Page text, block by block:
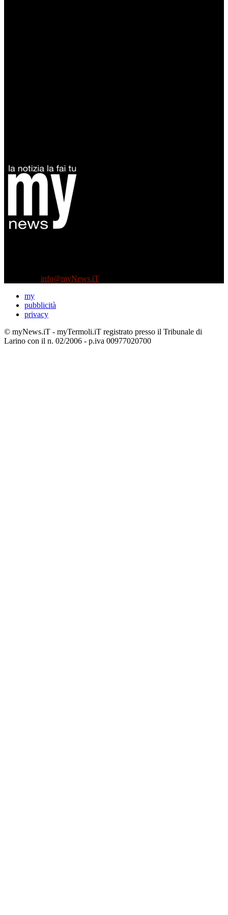
info@myNews.iT
my
pubblicità
privacy
© myNews.iT - myTermoli.iT registrato presso il Tribunale di
Larino con il n. 02/2006 - p.iva 00977020700